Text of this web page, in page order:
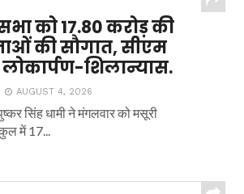
को 17.80 करोड़ की
की सौगात, सीएम
लोकार्पण-शिलान्यास.
AUGUST 4, 2026
सिंह धामी ने मंगलवार को मसूरी
में 17...